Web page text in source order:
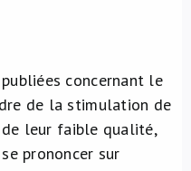
concernant le
de la stimulation de
leur faible qualité,
prononcer sur